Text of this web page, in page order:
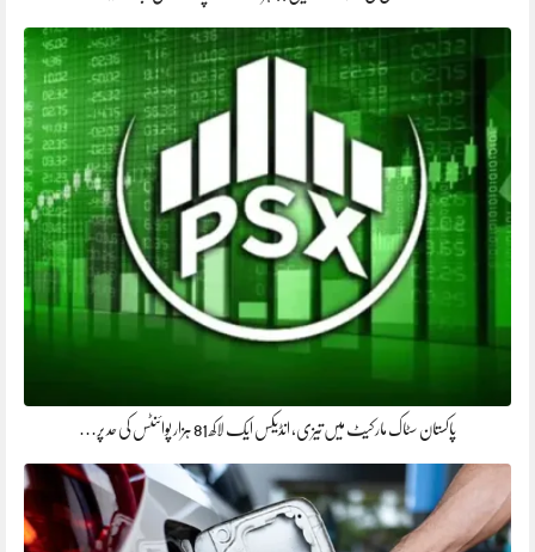
پاکستان سٹاک مارکیٹ میں تیزی، انڈیکس ایک لاکھ 81 ہزار پوائنٹس کی حد پر…